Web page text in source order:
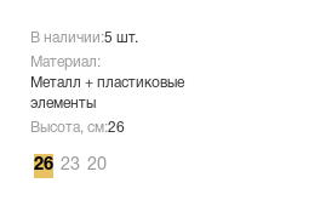
В наличии:5 шт.
Материал:
Металл + пластиковые
элементы
Высота, см:26
26 23 20